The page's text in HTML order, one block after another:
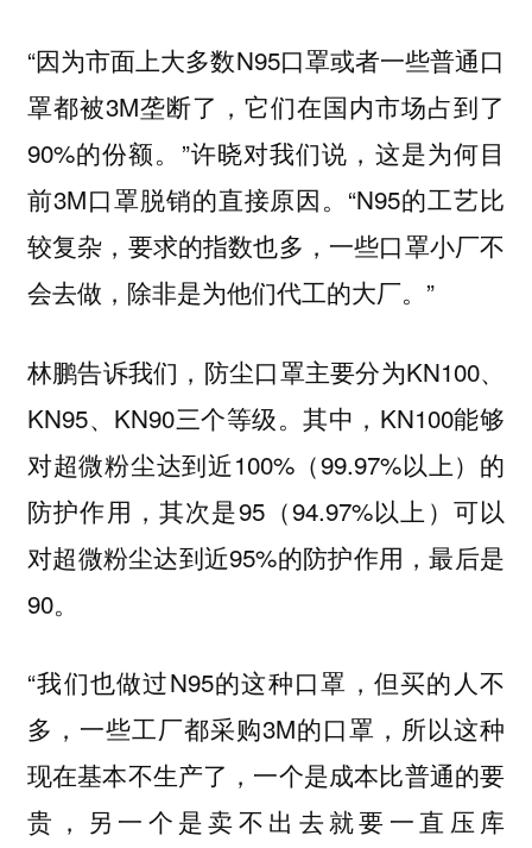
“因为市面上大多数N95口罩或者一些普通口
罩都被3M垄断了，它们在国内市场占到了
90%的份额。”许晓对我们说，这是为何目
前3M口罩脱销的直接原因。“N95的工艺比
较复杂，要求的指数也多，一些口罩小厂不
会去做，除非是为他们代工的大厂。”
林鹏告诉我们，防尘口罩主要分为KN100、
KN95、KN90三个等级。其中，KN100能够
对超微粉尘达到近100%（99.97%以上）的
防护作用，其次是95（94.97%以上）可以
对超微粉尘达到近95%的防护作用，最后是
90。
“我们也做过N95的这种口罩，但买的人不
多，一些工厂都采购3M的口罩，所以这种
现在基本不生产了，一个是成本比普通的要
贵，另一个是卖不出去就要一直压库